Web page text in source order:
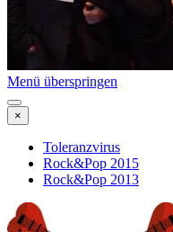
Menü überspringen
×
Toleranzvirus
Rock&Pop 2015
Rock&Pop 2013